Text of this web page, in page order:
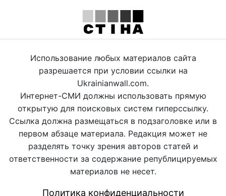
Использование любых материалов сайта
разрешается при условии ссылки на
Ukrainianwall.com.
Интернет-СМИ должны использовать прямую
открытую для поисковых систем гиперссылку.
Ссылка должна размещаться в подзаголовке или в
первом абзаце материала. Редакция может не
разделять точку зрения авторов статей и
ответственности за содержание републицируемых
материалов не несет.
Политика конфиденциальности